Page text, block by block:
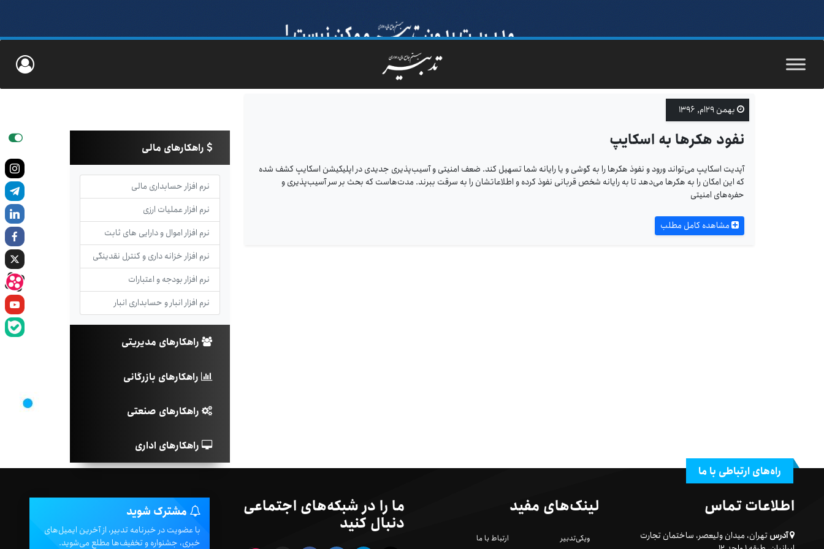
بهمن ۲۹ام, ۱۳۹۶
نفود هکرها به اسکایپ
آپدیت اسکایپ می‌تواند ورود و نفوذ هکرها را به گوشی و یا رایانه شما تسهیل کند. ضعف امنیتی و آسیب‌پذیری جدیدی در اپلیکیشن اسکایپ کشف شده
که این امکان را به هکرها می‌دهد تا به رایانه شخص قربانی نفوذ کرده و اطلاعاتشان را به سرقت ببرند. مدت‌هاست که بحث بر سر آسیب‌پذیری و
حفره‌های امنیتی
مشاهده کامل مطلب
راهکارهای مالی
نرم افزار حسابداری مالی
نرم افزار عملیات ارزی
نرم افزار اموال و دارایی های ثابت
نرم افزار خزانه داری و کنترل نقدینگی
نرم افزار بودجه و اعتبارات
نرم افزار انبار و حسابداری انبار
راهکارهای مدیریتی
راهکارهای بازرگانی
راهکارهای صنعتی
راهکارهای اداری
راه‌های ارتباطی با ما
اطلاعات تماس
آدرستهران، میدان ولیعصر، ساختمان تجارت
لینک‌های مفید
ویکی‌تدبیر ارتباط با ما
ما را در شبکه‌های اجتماعی
دنبال کنید مشترک شوید
با عضویت در خبرنامه تدبیر، از آخرین ایمیل‌های
خبری، جشنواره و تخفیف‌ها مطلع می‌شوید.